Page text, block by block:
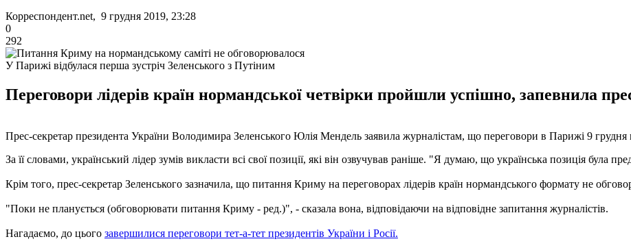
Корреспондент.net, 9 грудня 2019, 23:28
0
292
У Парижі відбулася перша зустріч Зеленського з Путіним
Переговори лідерів країн нормандської четвірки пройшли успішно, запевнила
Прес-секретар президента України Володимира Зеленського Юлія Мендель заявила журналістам, що переговори в Парижі 9
За її словами, український лідер зумів викласти всі свої позиції, які він озвучував раніше. "Я думаю, що українська позиція була
Крім того, прес-секретар Зеленського зазначила, що питання Криму на переговорах лідерів країн нормандського формату не
"Поки не планується (обговорювати питання Криму - ред.)", - сказала вона, відповідаючи на відповідне запитання журналістів.
Нагадаємо, до цього завершилися переговори тет-а-тет президентів України і Росії.